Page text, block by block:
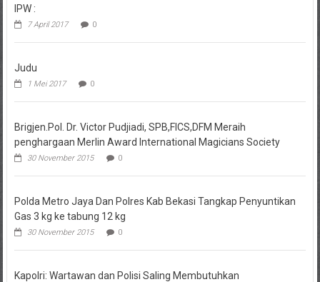
IPW :
7 April 2017 0
Judu
1 Mei 2017 0
Brigjen.Pol. Dr. Victor Pudjiadi, SPB,FICS,DFM Meraih
penghargaan Merlin Award International Magicians Society
30 November 2015 0
Polda Metro Jaya Dan Polres Kab Bekasi Tangkap Penyuntikan
Gas 3 kg ke tabung 12 kg
30 November 2015 0
Kapolri: Wartawan dan Polisi Saling Membutuhkan